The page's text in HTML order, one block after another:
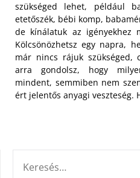
szükséged lehet, például
etetőszék, bébi komp,
de kínálatuk az igényekhez
Kölcsönözhetsz egy napra,
már nincs rájuk szükséged,
arra gondolsz, hogy
mindent, semmiben nem
ért jelentős anyagi veszteség.